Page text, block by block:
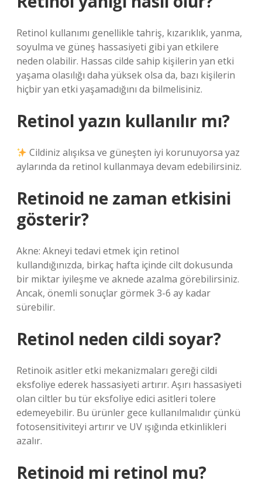
Retinol kullanımı genellikle tahriş, kızarıklık, yanma,
soyulma ve güneş hassasiyeti gibi yan etkilere
neden olabilir. Hassas cilde sahip kişilerin yan etki
yaşama olasılığı daha yüksek olsa da, bazı kişilerin
hiçbir yan etki yaşamadığını da bilmelisiniz.
Retinol yazın kullanılır mı?
Cildiniz alışıksa ve güneşten iyi korunuyorsa yaz
aylarında da retinol kullanmaya devam edebilirsiniz.
Retinoid ne zaman etkisini
gösterir?
Akne: Akneyi tedavi etmek için retinol
kullandığınızda, birkaç hafta içinde cilt dokusunda
bir miktar iyileşme ve aknede azalma görebilirsiniz.
Ancak, önemli sonuçlar görmek 3-6 ay kadar
sürebilir.
Retinol neden cildi soyar?
Retinoik asitler etki mekanizmaları gereği cildi
eksfoliye ederek hassasiyeti artırır. Aşırı hassasiyeti
olan ciltler bu tür eksfoliye edici asitleri tolere
edemeyebilir. Bu ürünler gece kullanılmalıdır çünkü
fotosensitiviteyi artırır ve UV ışığında etkinlikleri
azalır.
Retinoid mi retinol mu?